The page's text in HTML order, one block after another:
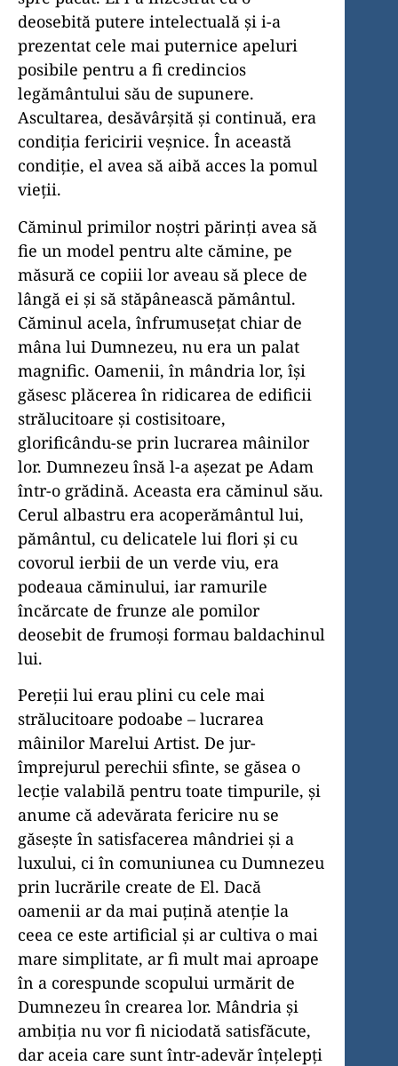
deosebită putere intelectuală și i-a
prezentat cele mai puternice apeluri
posibile pentru a fi credincios
legământului său de supunere.
Ascultarea, desăvârșită și continuă, era
condiția fericirii veșnice. În această
condiție, el avea să aibă acces la pomul
vieții.
Căminul primilor noștri părinți avea să
fie un model pentru alte cămine, pe
măsură ce copiii lor aveau să plece de
lângă ei și să stăpânească pământul.
Căminul acela, înfrumusețat chiar de
mâna lui Dumnezeu, nu era un palat
magnific. Oamenii, în mândria lor, își
găsesc plăcerea în ridicarea de edificii
strălucitoare și costisitoare,
glorificându-se prin lucrarea mâinilor
lor. Dumnezeu însă l-a așezat pe Adam
într-o grădină. Aceasta era căminul său.
Cerul albastru era acoperământul lui,
pământul, cu delicatele lui flori și cu
covorul ierbii de un verde viu, era
podeaua căminului, iar ramurile
încărcate de frunze ale pomilor
deosebit de frumoși formau baldachinul
lui.
Pereții lui erau plini cu cele mai
strălucitoare podoabe – lucrarea
mâinilor Marelui Artist. De jur-
împrejurul perechii sfinte, se găsea o
lecție valabilă pentru toate timpurile, și
anume că adevărata fericire nu se
găsește în satisfacerea mândriei și a
luxului, ci în comuniunea cu Dumnezeu
prin lucrările create de El. Dacă
oamenii ar da mai puțină atenție la
ceea ce este artificial și ar cultiva o mai
mare simplitate, ar fi mult mai aproape
în a corespunde scopului urmărit de
Dumnezeu în crearea lor. Mândria și
ambiția nu vor fi niciodată satisfăcute,
dar aceia care sunt într-adevăr înțelepți